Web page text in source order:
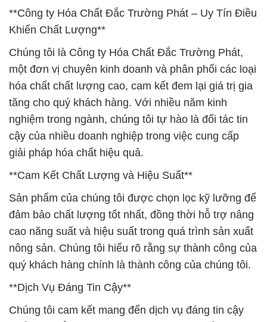
**Công ty Hóa Chất Đắc Trường Phát – Uy Tín Điều
Khiển Chất Lượng**
Chúng tôi là Công ty Hóa Chất Đắc Trường Phát,
một đơn vị chuyên kinh doanh và phân phối các loại
hóa chất chất lượng cao, cam kết đem lại giá trị gia
tăng cho quý khách hàng. Với nhiều năm kinh
nghiệm trong ngành, chúng tôi tự hào là đối tác tin
cậy của nhiều doanh nghiệp trong việc cung cấp
giải pháp hóa chất hiệu quả.
**Cam Kết Chất Lượng và Hiệu Suất**
Sản phẩm của chúng tôi được chọn lọc kỹ lưỡng để
đảm bảo chất lượng tốt nhất, đồng thời hỗ trợ nâng
cao năng suất và hiệu suất trong quá trình sản xuất
nông sản. Chúng tôi hiểu rõ rằng sự thành công của
quý khách hàng chính là thành công của chúng tôi.
**Dịch Vụ Đáng Tin Cậy**
Chúng tôi cam kết mang đến dịch vụ đáng tin cậy